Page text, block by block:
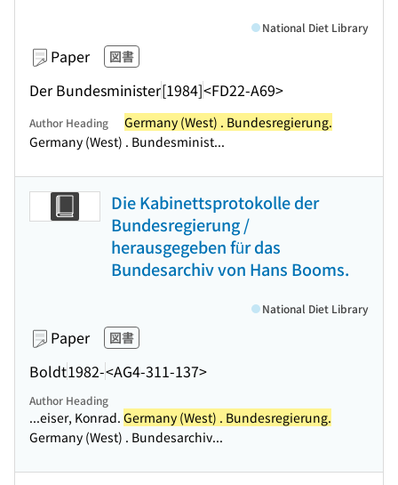
Paper 図書
Der Bundesminister[1984]<FD22-A69>
National Diet Library
Author Heading
Germany (West) . Bundesregierung.
Germany (West) . Bundesminist...
Die Kabinettsprotokolle der
Bundesregierung /
herausgegeben für das
Bundesarchiv von Hans Booms.
Paper 図書
Boldt1982-<AG4-311-137>
National Diet Library
Author Heading
...eiser, Konrad. Germany (West) . Bundesregierung.
Germany (West) . Bundesarchiv...